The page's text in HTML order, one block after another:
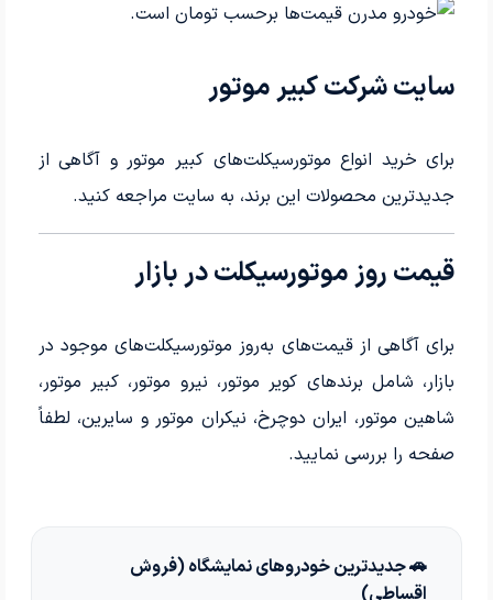
قیمت‌ها برحسب تومان است.
سایت شرکت کبیر موتور
برای خرید انواع موتورسیکلت‌های کبیر موتور و آگاهی از
جدیدترین محصولات این برند، به سایت مراجعه کنید.
قیمت روز موتورسیکلت در بازار
برای آگاهی از قیمت‌های به‌روز موتورسیکلت‌های موجود در
بازار، شامل برندهای کویر موتور، نیرو موتور، کبیر موتور،
شاهین موتور، ایران دوچرخ، نیکران موتور و سایرین، لطفاً
صفحه را بررسی نمایید.
🚗 جدیدترین خودروهای نمایشگاه (فروش
اقساطی)